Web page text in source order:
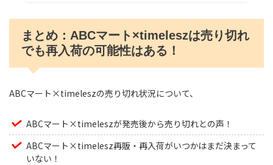
まとめ：ABCマート×timeleszは売り切れ
でも再入荷の可能性はある！
ABCマート×timeleszの売り切れ状況について、
ABCマート×timeleszが発売後から売り切れとの声！
ABCマート×timelesz再販・再入荷がいつかはまだ決まって
いない！